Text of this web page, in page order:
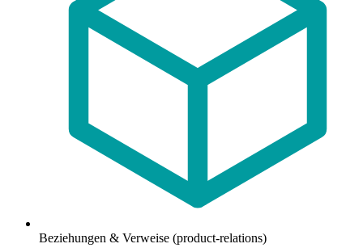
Beziehungen & Verweise (product-relations)